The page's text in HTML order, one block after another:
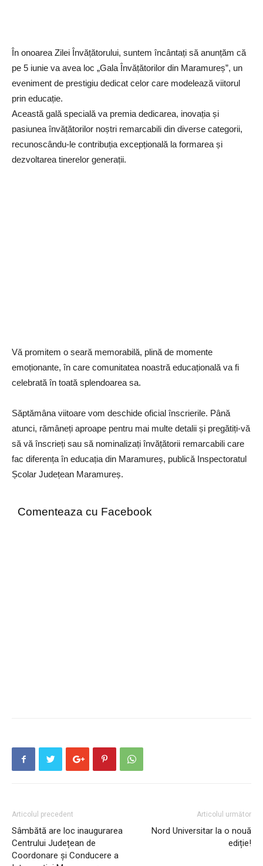
În onoarea Zilei Învățătorului, suntem încântați să anunțăm că
pe 5 iunie va avea loc „Gala Învățătorilor din Maramureș”, un
eveniment de prestigiu dedicat celor care modelează viitorul
prin educație.
Această gală specială va premia dedicarea, inovația și
pasiunea învățătorilor noștri remarcabili din diverse categorii,
recunoscându-le contribuția excepțională la formarea și
dezvoltarea tinerelor generații.
Vă promitem o seară memorabilă, plină de momente
emoționante, în care comunitatea noastră educațională va fi
celebrată în toată splendoarea sa.
Săptămâna viitoare vom deschide oficial înscrierile. Până
atunci, rămâneți aproape pentru mai multe detalii și pregătiți-vă
să vă înscrieți sau să nominalizați învățătorii remarcabili care
fac diferența în educația din Maramureș, publică Inspectoratul
Școlar Județean Maramureș.
Comenteaza cu Facebook
Articolul precedent
Sâmbătă are loc inaugurarea
Centrului Județean de
Coordonare și Conducere a
Articolul următor
Nord Universitar la o nouă
ediție!